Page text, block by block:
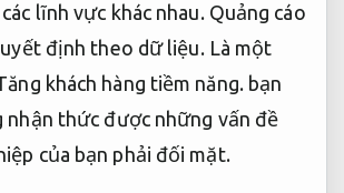
lĩnh vực khác nhau. Quảng cáo
định theo dữ liệu.Là một
khách hàng tiềm năng.bạn
nhận thức được những vấn đề
của bạn phải đối mặt.